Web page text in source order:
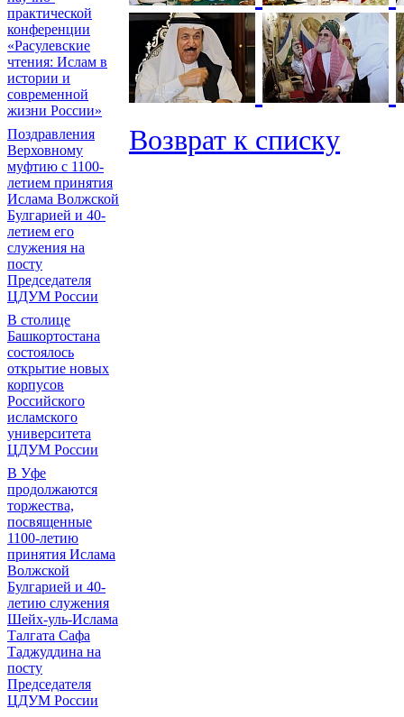
практической
конференции
«Расулевские
чтения: Ислам в
истории и
современной
жизни России»
Поздравления
Верховному
муфтию с 1100-
летием принятия
Ислама Волжской
Булгарией и 40-
летием его
служения на
посту
Председателя
ЦДУМ России
В столице
Башкортостана
состоялось
открытие новых
корпусов
Российского
исламского
университета
ЦДУМ России
В Уфе
продолжаются
торжества,
посвященные
1100-летию
принятия Ислама
Волжской
Булгарией и 40-
летию служения
Шейх-уль-Ислама
Талгата Сафа
Таджуддина на
посту
Председателя
ЦДУМ России
Возврат к списку